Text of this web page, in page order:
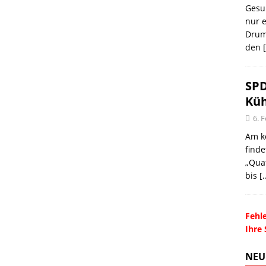
nur
den
6.
Am
bis
Ihre